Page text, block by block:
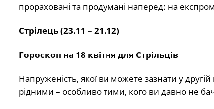
прораховані та продумані наперед: на
Стрілець (23.11 – 21.12)
Гороскоп на 18 квітня для Стрільців
Напруженість, якої ви можете зазнати у
рідними – особливо тими, кого ви давно не